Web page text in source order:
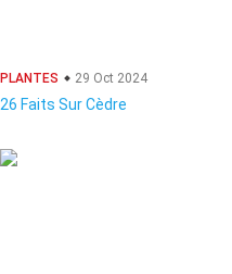
PLANTES 29 Oct 2024
26 Faits Sur Cèdre